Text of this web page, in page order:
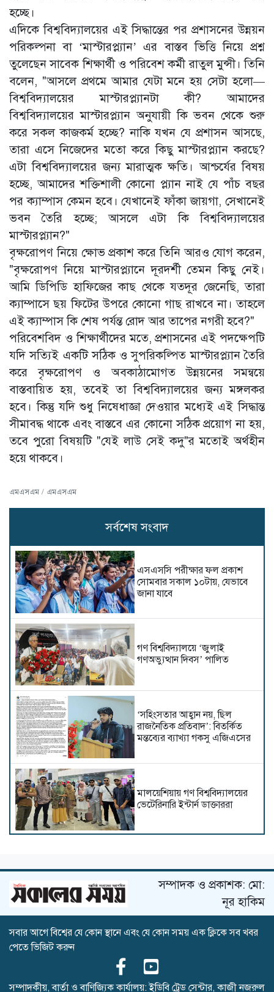
হচ্ছে।
‎এদিকে বিশ্ববিদ্যালয়ের এই সিদ্ধান্তের পর প্রশাসনের উন্নয়ন
পরিকল্পনা বা ‘মাস্টারপ্ল্যান’ এর বাস্তব ভিত্তি নিয়ে প্রশ্ন
তুলেছেন সাবেক শিক্ষার্থী ও পরিবেশ কর্মী রাতুল মুন্সী। তিনি
বলেন, "আসলে প্রথমে আমার যেটা মনে হয় সেটা হলো—
বিশ্ববিদ্যালয়ের মাস্টারপ্ল্যানটা কী? আমাদের
বিশ্ববিদ্যালয়ের মাস্টারপ্ল্যান অনুযায়ী কি ভবন থেকে শুরু
করে সকল কাজকর্ম হচ্ছে? নাকি যখন যে প্রশাসন আসছে,
তারা এসে নিজেদের মতো করে কিছু মাস্টারপ্ল্যান করছে?
এটা বিশ্ববিদ্যালয়ের জন্য মারাত্মক ক্ষতি। আশ্চর্যের বিষয়
হচ্ছে, আমাদের শক্তিশালী কোনো প্ল্যান নাই যে পাঁচ বছর
পর ক্যাম্পাস কেমন হবে। যেখানেই ফাঁকা জায়গা, সেখানেই
ভবন তৈরি হচ্ছে; আসলে এটা কি বিশ্ববিদ্যালয়ের
মাস্টারপ্ল্যান?"
‎বৃক্ষরোপণ নিয়ে ক্ষোভ প্রকাশ করে তিনি আরও যোগ করেন,
"বৃক্ষরোপণ নিয়ে মাস্টারপ্ল্যানে দূরদর্শী তেমন কিছু নেই।
আমি ডিপিডি হাফিজের কাছ থেকে যতদূর জেনেছি, তারা
ক্যাম্পাসে ছয় ফিটের উপরে কোনো গাছ রাখবে না। তাহলে
এই ক্যাম্পাস কি শেষ পর্যন্ত রোদ আর তাপের নগরী হবে?"
‎পরিবেশবিদ ও শিক্ষার্থীদের মতে, প্রশাসনের এই পদক্ষেপটি
যদি সত্যিই একটি সঠিক ও সুপরিকল্পিত মাস্টারপ্ল্যান তৈরি
করে বৃক্ষরোপণ ও অবকাঠামোগত উন্নয়নের সমন্বয়ে
বাস্তবায়িত হয়, তবেই তা বিশ্ববিদ্যালয়ের জন্য মঙ্গলকর
হবে। কিন্তু যদি শুধু নিষেধাজ্ঞা দেওয়ার মধ্যেই এই সিদ্ধান্ত
সীমাবদ্ধ থাকে এবং বাস্তবে এর কোনো সঠিক প্রয়োগ না হয়,
তবে পুরো বিষয়টি "যেই লাউ সেই কদু"র মতোই অর্থহীন
হয়ে থাকবে।
এমএসএম / এমএসএম
সর্বশেষ সংবাদ
এসএসসি পরীক্ষার ফল প্রকাশ
সোমবার সকাল ১০টায়, যেভাবে
জানা যাবে
গণ বিশ্ববিদ্যালয়ে ‘জুলাই
গণঅভ্যুত্থান দিবস’ পালিত
‘সহিংসতার আহ্বান নয়, ছিল
রাজনৈতিক প্রতিবাদ’: বিতর্কিত
মন্তব্যের ব্যাখ্যা গকসু এজিএসের
মালয়েশিয়ায় গণ বিশ্ববিদ্যালয়ের
ভেটেরিনারি ইন্টার্ন ডাক্তাররা
রিসার্চ মনোগ্রাফ কর্মশালা অনুষ্ঠিত
আপত্তিকর ক্যাপশনসহ ভিডিও
সম্পাদক ও প্রকাশক: মো:
নূর হাকিম
সবার আগে বিশ্বের যে কোন স্থানে এবং যে কোন সময় এক ক্লিকে সব খবর
পেতে ভিজিট করুন
সম্পাদকীয়, বার্তা ও বাণিজ্যিক কার্যালয়: ইডিবি ট্রেড সেন্টার, কাজী নজরুল